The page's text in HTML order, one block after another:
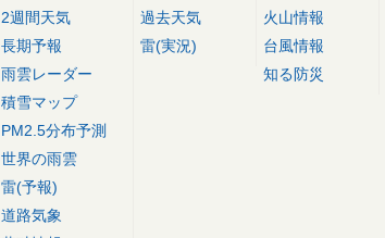
2週間天気
長期予報
雨雲レーダー
積雪マップ
PM2.5分布予測
世界の雨雲
雷(予報)
道路気象
過去天気
雷(実況)
火山情報
台風情報
知る防災